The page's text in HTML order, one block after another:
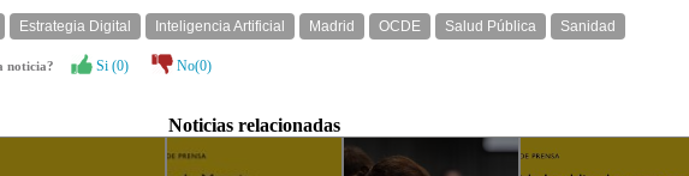
Estrategia Digital Inteligencia Artificial Madrid OCDE Salud Pública Sanidad
noticia? Si (0) No(0)
Noticias relacionadas